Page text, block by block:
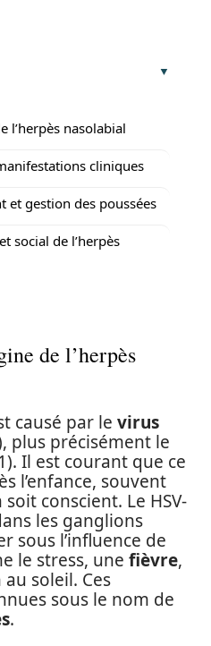
l’herpès nasolabial
cliniques
et gestion des poussées
social de l’herpès
de l’herpès
causé par le virus
plus précisément le
Il est courant que ce
l’enfance, souvent
conscient. Le HSV-
les ganglions
sous l’influence de
le stress, une fièvre,
soleil. Ces
sous le nom de
.